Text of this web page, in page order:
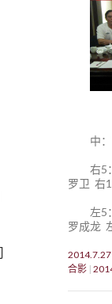
中
右5
罗卫 右
左5
罗成龙
合影